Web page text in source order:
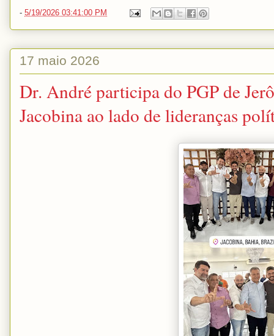
- 5/19/2026 03:41:00 PM
17 maio 2026
Dr. André participa do PGP de
Jacobina ao lado de lideranças